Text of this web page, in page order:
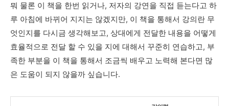
뭐 물론 이 책을 한번 읽거나, 저자의 강연을 직접 듣는다고 하
루 아침에 바뀌어 지지는 않겠지만, 이 책을 통해서 강의란 무
엇인지를 다시금 생각해보고, 상대에게 전달한 내용을 어떻게
효율적으로 전달 할 수 있을 지에 대해서 꾸준히 연습하고, 부
족한 부분을 이 책을 통해서 조금씩 배우고 노력해 본다면 많
은 도움이 되지 않을까 싶습니다.